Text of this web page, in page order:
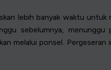
lebih banyak waktu
sebelumnya,
melalui ponsel.